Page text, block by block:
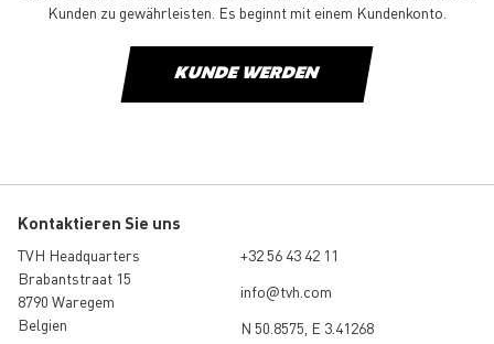
Kunden zu gewährleisten. Es beginnt mit einem Kundenkonto.
KUNDE WERDEN
Kontaktieren Sie uns
TVH Headquarters
Brabantstraat 15
8790 Waregem
Belgien
+32 56 43 42 11
info@tvh.com
N 50.8575, E 3.41268